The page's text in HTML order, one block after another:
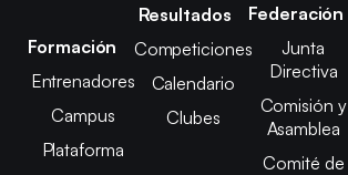
Formación
Entrenadores
Campus
Plataforma
Resultados
Competiciones
Calendario
Clubes
Federación
Junta
Directiva
Comisión y
Asamblea
Comité de